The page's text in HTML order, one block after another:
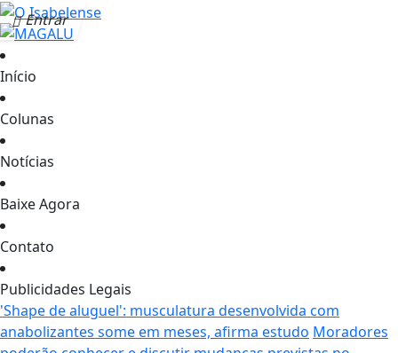
Entrar
Início
Colunas
Notícias
Baixe Agora
Contato
Publicidades Legais
'Shape de aluguel': musculatura desenvolvida com
anabolizantes some em meses, afirma estudo Moradores